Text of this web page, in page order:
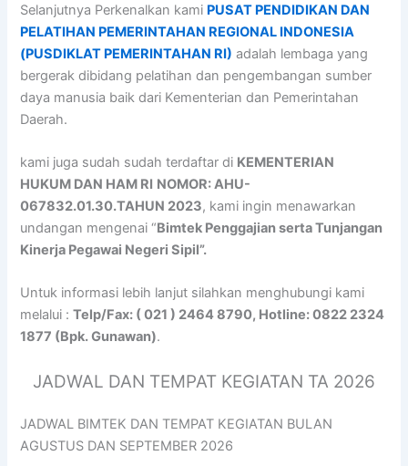
Selanjutnya Perkenalkan kami PUSAT PENDIDIKAN DAN
PELATIHAN PEMERINTAHAN REGIONAL INDONESIA
(PUSDIKLAT PEMERINTAHAN RI) adalah lembaga yang
bergerak dibidang pelatihan dan pengembangan sumber
daya manusia baik dari Kementerian dan Pemerintahan
Daerah.
kami juga sudah sudah terdaftar di KEMENTERIAN
HUKUM DAN HAM RI NOMOR: AHU-
067832.01.30.TAHUN 2023, kami ingin menawarkan
undangan mengenai “Bimtek Penggajian serta Tunjangan
Kinerja Pegawai Negeri Sipil”.
Untuk informasi lebih lanjut silahkan menghubungi kami
melalui :Telp/Fax: ( 021 ) 2464 8790, Hotline: 0822 2324
1877 (Bpk. Gunawan).
JADWAL DAN TEMPAT KEGIATAN TA 2026
JADWAL BIMTEK DAN TEMPAT KEGIATAN BULAN
AGUSTUS DAN SEPTEMBER 2026